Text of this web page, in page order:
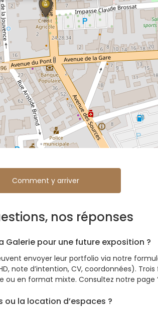
Comment y arriver
nos réponses
pour une future exposition ?
envoyer leur portfolio via notre
note d’intention, CV, coordonnées). Trois
ou en format mixte. Consultez notre page
la location d’espaces ?